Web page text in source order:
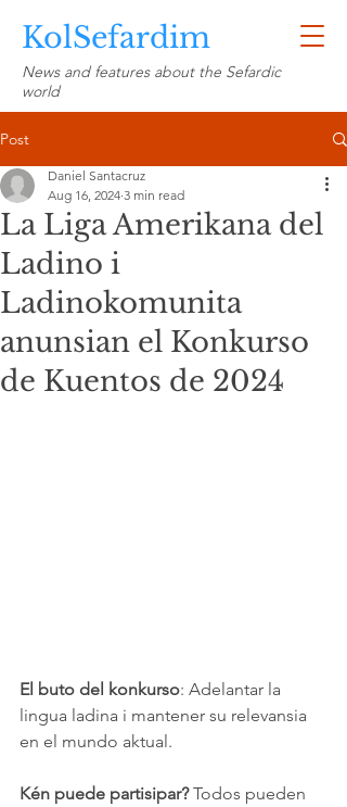
KolSefardim
News and features about the Sefardic
world
Post
La Liga Amerikana del
Ladino i
Ladinokomunita
anunsian el Konkurso
de Kuentos de 2024
Daniel Santacruz
Aug 16, 2024 3 min read
El buto del konkurso: Adelantar la
lingua ladina i mantener su relevansia
en el mundo aktual.
Kén puede partisipar? Todos pueden